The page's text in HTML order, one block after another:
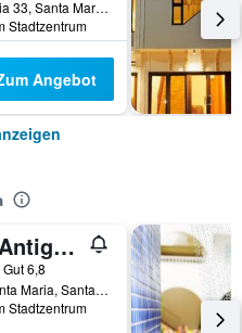
Santa Maria 33, Santa Maria, Kap Verde
Stadtzentrum
Angebot
Patio Antigo Residence
Gut 6,8
Vila de Santa Maria, Santa Maria, Kap Verde
Stadtzentrum